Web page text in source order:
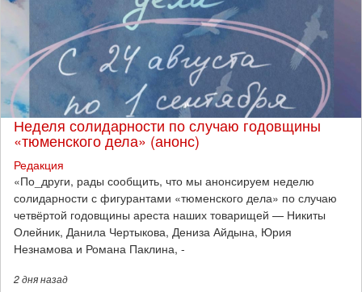
Неделя солидарности по случаю годовщины
«тюменского дела» (анонс)
Редакция
​«По_други, рады сообщить, что мы анонсируем неделю
солидарности с фигурантами «тюменского дела» по случаю
четвёртой годовщины ареста наших товарищей — Никиты
Олейник, Данила Чертыкова, Дениза Айдына, Юрия
Незнамова и Романа Паклина, -
2 дняназад